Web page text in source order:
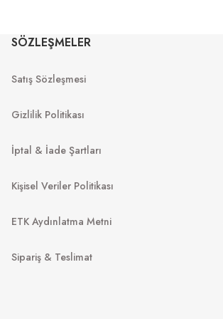
OO 9242 924203 52
SÖZLEŞMELER
Satış Sözleşmesi
Gizlilik Politikası
İptal & İade Şartları
Kişisel Veriler Politikası
ETK Aydınlatma Metni
Sipariş & Teslimat